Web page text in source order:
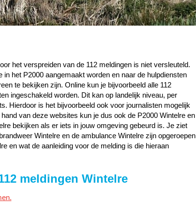
het verspreiden van de 112 meldingen is niet versleuteld.
in het P2000 aangemaakt worden en naar de hulpdiensten
te bekijken zijn. Online kun je bijvoorbeeld alle 112
ingeschakeld worden. Dit kan op landelijk niveau, per
Hierdoor is het bijvoorbeeld ook voor journalisten mogelijk
van deze websites kun je dus ook de P2000 Wintelre en
bekijken als er iets in jouw omgeving gebeurd is. Je ziet
Wintelre en de ambulance Wintelre zijn opgeroepen
en wat de aanleiding voor de melding is die hieraan
meldingen Wintelre